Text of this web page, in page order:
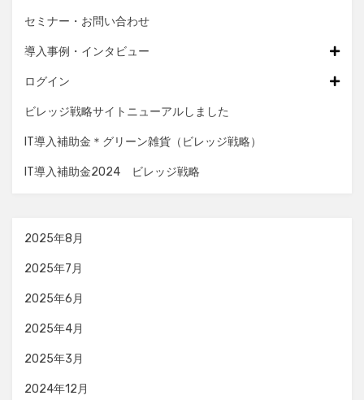
セミナー・お問い合わせ
導入事例・インタビュー
ログイン
ビレッジ戦略サイトニューアルしました
IT導入補助金＊グリーン雑貨（ビレッジ戦略）
IT導入補助金2024 ビレッジ戦略
2025年8月
2025年7月
2025年6月
2025年4月
2025年3月
2024年12月